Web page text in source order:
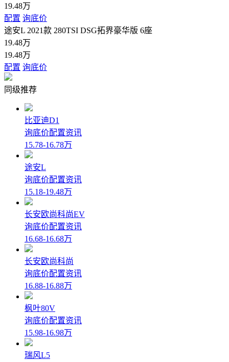
19.48万
配置 询底价
途安L 2021款 280TSI DSG拓界豪华版 6座
19.48万
19.48万
配置 询底价
同级推荐
比亚迪D1
询底价配置资讯
15.78-16.78万
途安L
询底价配置资讯
15.18-19.48万
长安欧尚科尚EV
询底价配置资讯
16.68-16.68万
长安欧尚科尚
询底价配置资讯
16.88-16.88万
枫叶80V
询底价配置资讯
15.98-16.98万
瑞风L5